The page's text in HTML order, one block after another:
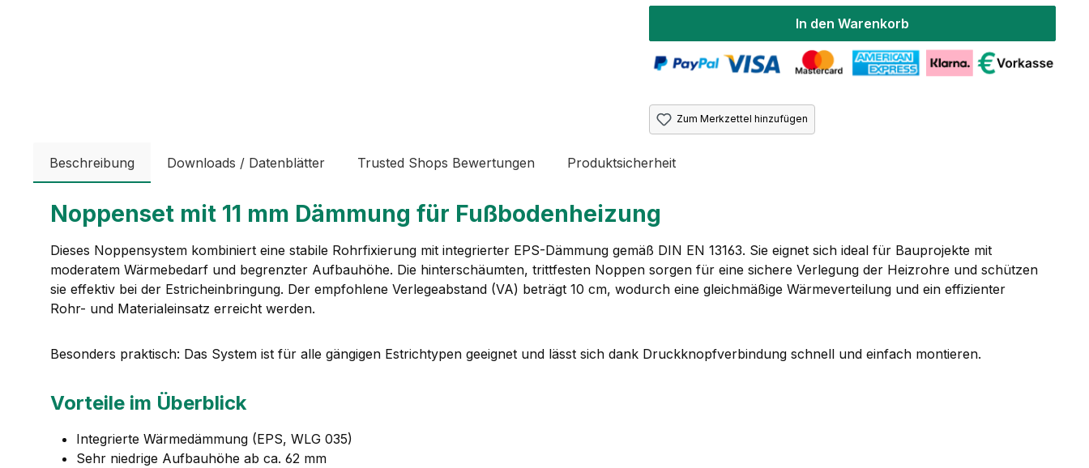
In den Warenkorb
Zum Merkzettel hinzufügen
Beschreibung Downloads / Datenblätter Trusted Shops Bewertungen Produktsicherheit
Noppenset mit 11 mm Dämmung für Fußbodenheizung
Dieses Noppensystem kombiniert eine stabile Rohrfixierung mit integrierter EPS-Dämmung gemäß DIN EN 13163. Sie eignet sich ideal für Bauprojekte mit
moderatem Wärmebedarf und begrenzter Aufbauhöhe. Die hinterschäumten, trittfesten Noppen sorgen für eine sichere Verlegung der Heizrohre und schützen
sie effektiv bei der Estricheinbringung. Der empfohlene Verlegeabstand (VA) beträgt 10 cm, wodurch eine gleichmäßige Wärmeverteilung und ein effizienter
Rohr- und Materialeinsatz erreicht werden.
Besonders praktisch: Das System ist für alle gängigen Estrichtypen geeignet und lässt sich dank Druckknopfverbindung schnell und einfach montieren.
Vorteile im Überblick
Integrierte Wärmedämmung (EPS, WLG 035)
Sehr niedrige Aufbauhöhe ab ca. 62 mm